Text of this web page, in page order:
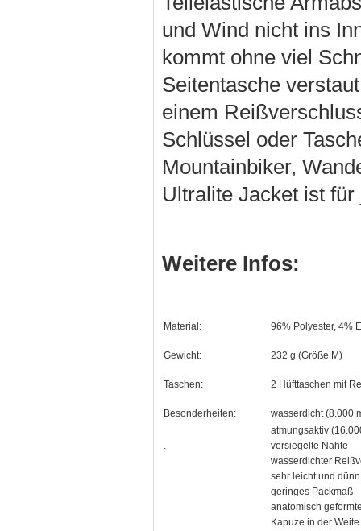
und Wind nicht ins
kommt ohne viel
Seitentasche
einem
Schlüssel oder
Mountainbiker,
Ultralite Jacket ist
Weitere Infos:
Material: 96% Polyester, 4%
Gewicht: 232 g (Größe M)
Taschen: 2 Hüfttaschen mit
Besonderheiten:
wasserdicht (8.000
atmungsaktiv
.
versiegelte Nähte
wasserdichter
sehr leicht und dünn
geringes Packmaß
anatomisch
Kapuze in der